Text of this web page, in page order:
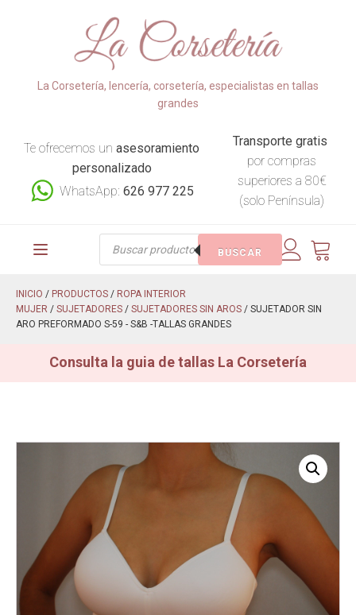
La Corsetería, lencería, corsetería, especialistas en tallas
grandes
Te ofrecemos unasesoramiento
personalizado
WhatsApp:626 977 225
Transporte gratis
por compras
superiores a 80€
(solo Península)
Búsqueda
BUSCAR
INICIO / PRODUCTOS / ROPA INTERIOR
MUJER / SUJETADORES / SUJETADORES SIN AROS / SUJETADOR SIN
ARO PREFORMADO S-59 - S&B -TALLAS GRANDES
Consulta la guia de tallas La Corsetería